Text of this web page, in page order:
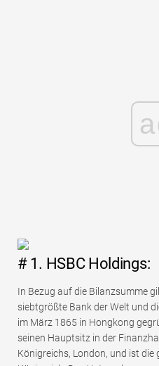
# 1. HSBC Holdings:
In Bezug auf die Bilanzsumme
siebtgrößte Bank der Welt und
im März 1865 in Hongkong
seinen Hauptsitz in der
Königreichs, London, und ist die